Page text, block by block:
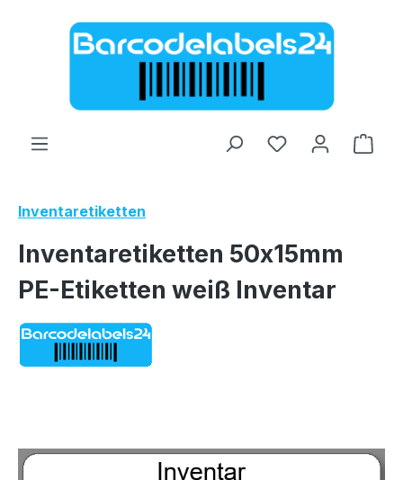
Zum Hauptinhalt springen
Inventaretiketten
Inventaretiketten 50x15mm
PE-Etiketten weiß Inventar